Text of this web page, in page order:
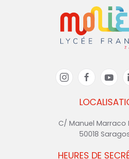
C/ Manuel Marraco
50018
HEURES DE